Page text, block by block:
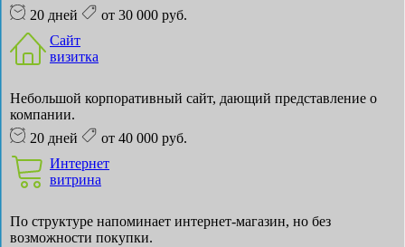
20 дней
от 30 000 руб.
Сайт
визитка
Небольшой корпоративный сайт, дающий представление о
компании.
20 дней
от 40 000 руб.
Интернет
витрина
По структуре напоминает интернет-магазин, но без
возможности покупки.